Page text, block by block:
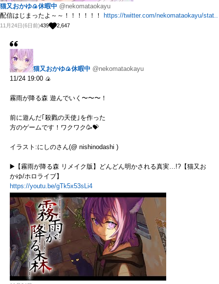
猫又おかゆ🍙休暇中 @nekomataokayu
配信はじまったよ～～！！！！！！ https://twitter.com/nekomataokayu/stat..
11月24日(6日前)439 2,647
猫又おかゆ🍙休暇中 @nekomataokayu
11/24 19:00 🍙
霧雨が降る森 遊んでいく〜〜〜！
前に遊んだ｢殺戮の天使｣を作った
方のゲームです！ワクワク🥳💝
イラスト:にしのさん(@ nishinodashi )
▶️【霧雨が降る森 リメイク版】どんどん明かされる真実…!?【猫又お
かゆ/ホロライブ】
https://youtu.be/gTk5x53sLi4